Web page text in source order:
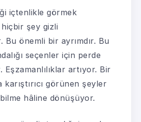
içtenlikle görmek
şey gizli
Bu önemli bir ayrımdır. Bu
seçenler için perde
Eşzamanlılıklar artıyor. Bir
görünen şeyler
hâline dönüşüyor.